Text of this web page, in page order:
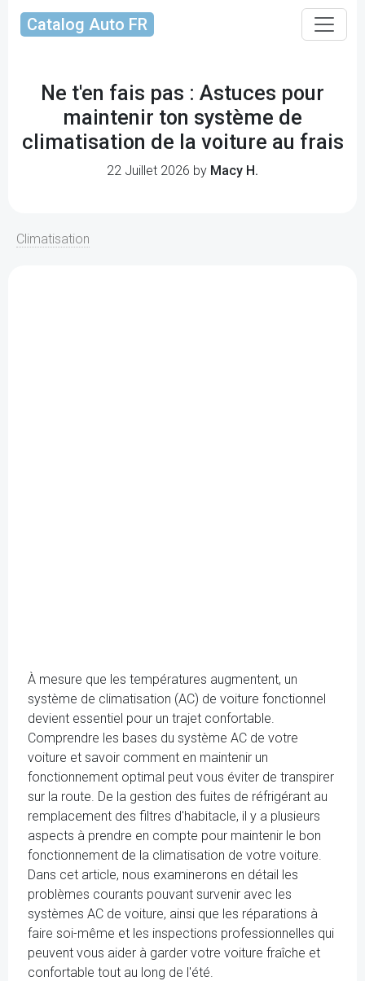
Catalog Auto FR
Ne t'en fais pas : Astuces pour
maintenir ton système de
climatisation de la voiture au frais
22 Juillet 2026 by Macy H.
Climatisation
À mesure que les températures augmentent, un
système de climatisation (AC) de voiture fonctionnel
devient essentiel pour un trajet confortable.
Comprendre les bases du système AC de votre
voiture et savoir comment en maintenir un
fonctionnement optimal peut vous éviter de transpirer
sur la route. De la gestion des fuites de réfrigérant au
remplacement des filtres d'habitacle, il y a plusieurs
aspects à prendre en compte pour maintenir le bon
fonctionnement de la climatisation de votre voiture.
Dans cet article, nous examinerons en détail les
problèmes courants pouvant survenir avec les
systèmes AC de voiture, ainsi que les réparations à
faire soi-même et les inspections professionnelles qui
peuvent vous aider à garder votre voiture fraîche et
confortable tout au long de l'été.